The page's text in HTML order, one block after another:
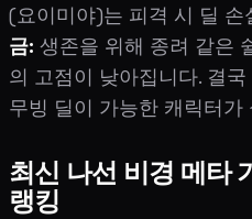
(요이미야)는 피격 시 딜 손
금: 생존을 위해 종려 같은
의 고점이 낮아집니다. 결
무빙 딜이 가능한 캐릭터
최신 나선 비경 메타
랭킹